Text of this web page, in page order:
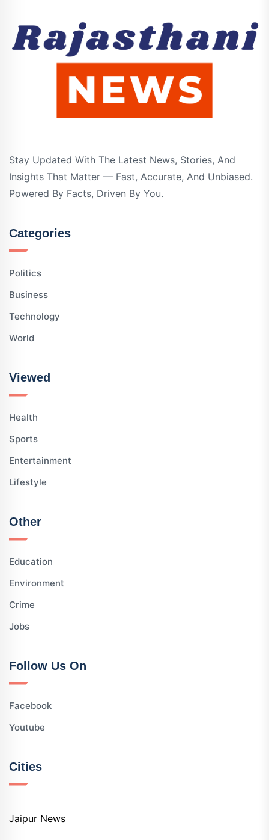
Stay Updated With The Latest News, Stories, And
Insights That Matter — Fast, Accurate, And Unbiased.
Powered By Facts, Driven By You.
Categories
Politics
Business
Technology
World
Viewed
Health
Sports
Entertainment
Lifestyle
Other
Education
Environment
Crime
Jobs
Follow Us On
Facebook
Youtube
Cities
Jaipur News